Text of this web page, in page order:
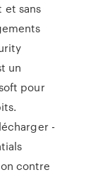
et sans
un
pour
-
contre